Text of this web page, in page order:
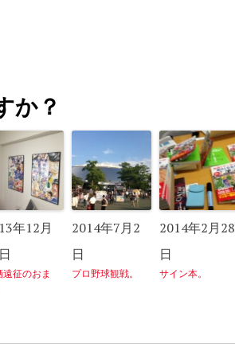
か？
年12月
遠征のおま
2014年7月2
日
プロ野球観戦。
2014年2月28
日
サイン本。